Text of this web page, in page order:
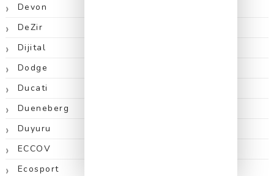
Devon
DeZir
Dijital
Dodge
Ducati
Dueneberg
Duyuru
ECCOV
Ecosport